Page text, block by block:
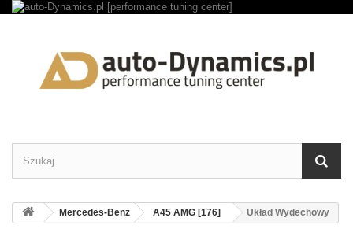
Mercedes-Benz A45 AMG [176] Układ Wydechowy